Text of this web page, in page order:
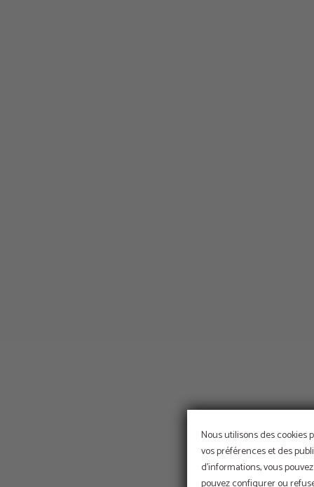
Nous utilisons des cookies
vos préférences et des
d'informations, vous